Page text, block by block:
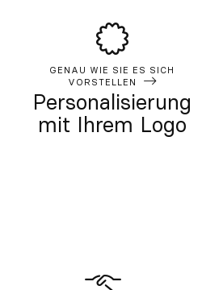
GENAU WIE SIE ES SICH
VORSTELLEN
Personalisierung
mit Ihrem Logo